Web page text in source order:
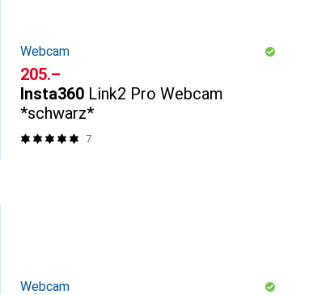
Webcam
CHF
205.–
Insta360 Link2 Pro Webcam
*schwarz*
7
Webcam